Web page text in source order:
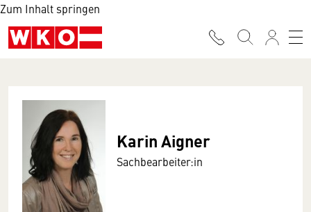
Zum Inhalt springen
Karin Aigner
Sachbearbeiter:in